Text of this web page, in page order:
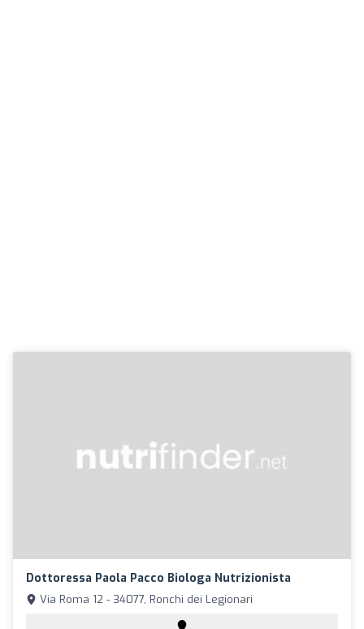
Dottoressa Paola Pacco Biologa Nutrizionista
Via Roma 12 - 34077, Ronchi dei Legionari